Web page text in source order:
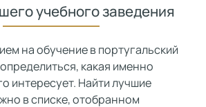
учебного заведения
на обучение в португальский
какая именно
интересует. Найти лучшие
в списке, отобранном